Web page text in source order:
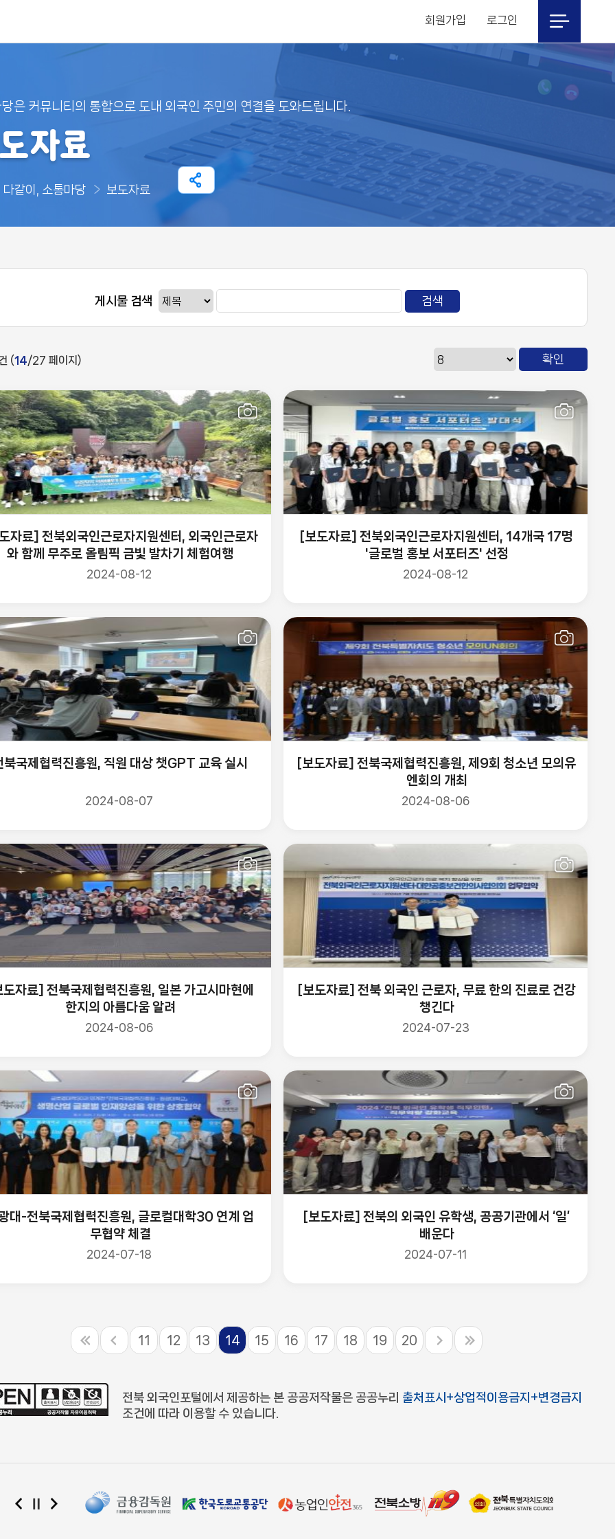
회원가입 로그인
전북 외국인 포털 My JB
은 커뮤니티의 통합으로 도내 외국인 주민의 연결을 도와드립니다.
자료
다같이, 소통마당 보도자료
게시물 검색
(14/27 페이지)
자료] 전북외국인근로자지원센터, 외국인근로자
와 함께 무주로 올림픽 금빛 발차기 체험여행
2024-08-12
[보도자료] 전북외국인근로자지원센터, 14개국 17명
'글로벌 홍보 서포터즈' 선정
2024-08-12
북국제협력진흥원, 직원 대상 챗GPT 교육 실시
2024-08-07
[보도자료] 전북국제협력진흥원, 제9회 청소년 모의유
엔회의 개최
2024-08-06
자료] 전북국제협력진흥원, 일본 가고시마현에
한지의 아름다움 알려
2024-08-06
[보도자료] 전북 외국인 근로자, 무료 한의 진료로 건강
챙긴다
2024-07-23
대-전북국제협력진흥원, 글로컬대학30 연계 업
무협약 체결
2024-07-18
[보도자료] 전북의 외국인 유학생, 공공기관에서 ‘일’
배운다
2024-07-11
11 12 13 14 15 16 17 18 19 20
전북 외국인포털에서 제공하는 본 공공저작물은 공공누리 출처표시+상업적이용금지+변경금지
조건에 따라 이용할 수 있습니다.